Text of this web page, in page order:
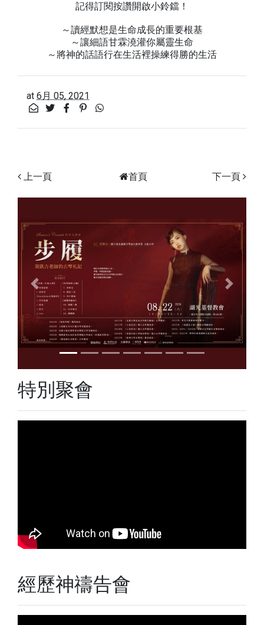
記得訂閱按讚開啟小鈴鐺！
～讀經默想是生命成長的重要根基
～讓細語甘霖澆灌你屬靈生命
～將神的話語行在生活裡操練得勝的生活
at 6月 05, 2021
上一頁 下一頁
首頁
Previous Next
特別聚會
經歷神禱告會